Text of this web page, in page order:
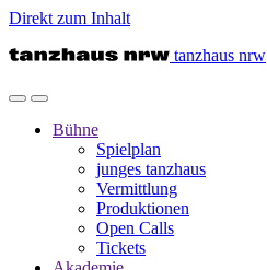
Direkt zum Inhalt
tanzhaus nrw
Bühne
Spielplan
junges tanzhaus
Vermittlung
Produktionen
Open Calls
Tickets